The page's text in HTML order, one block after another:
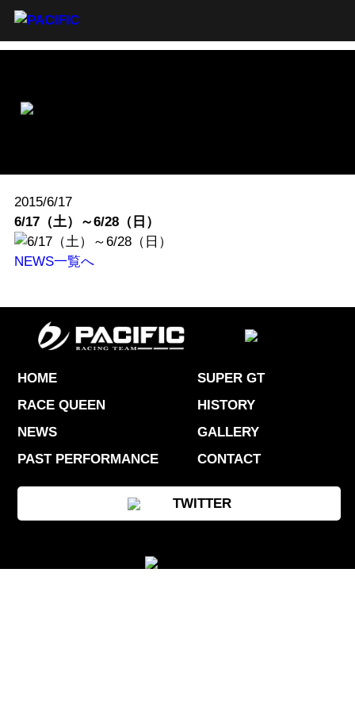
2015/6/17
6/17（土）～6/28（日）
NEWS一覧へ
HOME
SUPER GT
RACE QUEEN
HISTORY
NEWS
GALLERY
PAST PERFORMANCE
CONTACT
TWITTER